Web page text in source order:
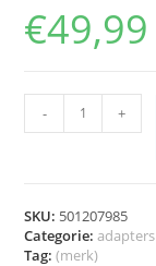
€49,99
- +
SKU: 501207985
Categorie:adapters
Tag:(merk)